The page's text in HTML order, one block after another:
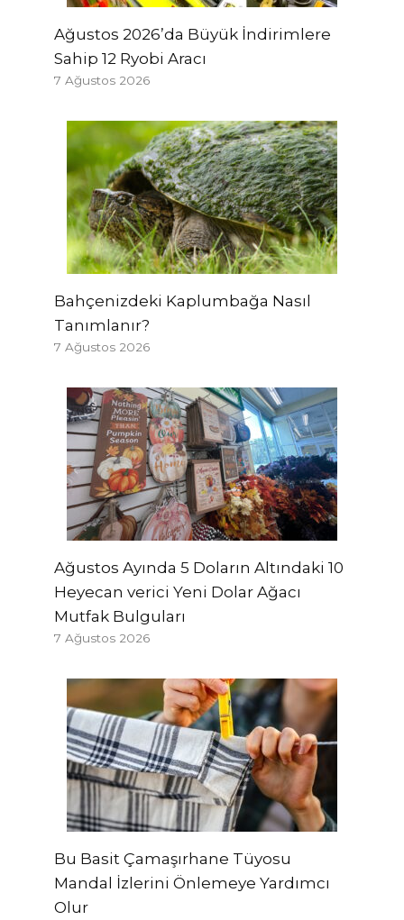
Ağustos 2026’da Büyük İndirimlere
Sahip 12 Ryobi Aracı
7 Ağustos 2026
Bahçenizdeki Kaplumbağa Nasıl
Tanımlanır?
7 Ağustos 2026
Ağustos Ayında 5 Doların Altındaki 10
Heyecan verici Yeni Dolar Ağacı
Mutfak Bulguları
7 Ağustos 2026
Bu Basit Çamaşırhane Tüyosu
Mandal İzlerini Önlemeye Yardımcı
Olur